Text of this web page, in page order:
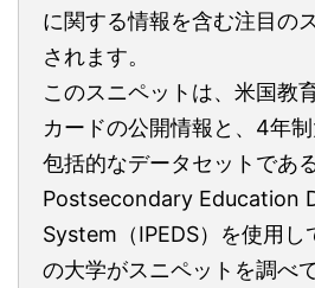
に関する情報を含む注目の
されます。
このスニペットは、米国教
カードの公開情報と、4年
包括的なデータセットであ
Postsecondary Education
System（IPEDS）を使用し
の大学がスニペットを調べ